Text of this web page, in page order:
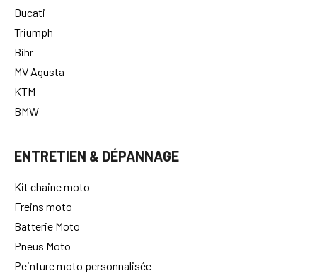
Ducati
Triumph
Bihr
MV Agusta
KTM
BMW
ENTRETIEN & DÉPANNAGE
Kit chaine moto
Freins moto
Batterie Moto
Pneus Moto
Peinture moto personnalisée